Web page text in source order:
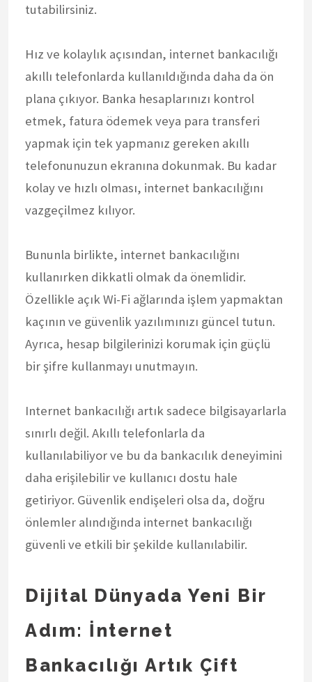
tutabilirsiniz.
Hız ve kolaylık açısından, internet bankacılığı
akıllı telefonlarda kullanıldığında daha da ön
plana çıkıyor. Banka hesaplarınızı kontrol
etmek, fatura ödemek veya para transferi
yapmak için tek yapmanız gereken akıllı
telefonunuzun ekranına dokunmak. Bu kadar
kolay ve hızlı olması, internet bankacılığını
vazgeçilmez kılıyor.
Bununla birlikte, internet bankacılığını
kullanırken dikkatli olmak da önemlidir.
Özellikle açık Wi-Fi ağlarında işlem yapmaktan
kaçının ve güvenlik yazılımınızı güncel tutun.
Ayrıca, hesap bilgilerinizi korumak için güçlü
bir şifre kullanmayı unutmayın.
Internet bankacılığı artık sadece bilgisayarlarla
sınırlı değil. Akıllı telefonlarla da
kullanılabiliyor ve bu da bankacılık deneyimini
daha erişilebilir ve kullanıcı dostu hale
getiriyor. Güvenlik endişeleri olsa da, doğru
önlemler alındığında internet bankacılığı
güvenli ve etkili bir şekilde kullanılabilir.
Dijital Dünyada Yeni Bir
Adım: İnternet
Bankacılığı Artık Çift